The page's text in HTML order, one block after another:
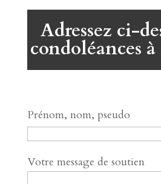
Adressez ci-
condoléances
Prénom, nom, pseudo
Votre message de soutien